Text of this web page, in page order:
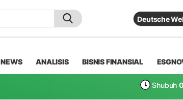
Deutsche
NEWS ANALISIS BISNIS FINANSIAL
Shubuh